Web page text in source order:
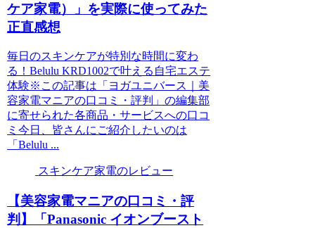
ケア家電）」を実際に使ってみた
正直感想
毎日のスキンケアが特別な時間に変わ
る！Belulu KRD1002で叶える自宅エステ
体験※この記事は「ヨガユニバース｜美
容家電マニアの口コミ・評判」の編集部
に寄せられた各商品・サービスへの口コ
ミ今日、皆さんにご紹介したいのは
「Belulu ...
スキンケア家電のレビュー
【美容家電マニアの口コミ・評
判】「Panasonic イオンブースト